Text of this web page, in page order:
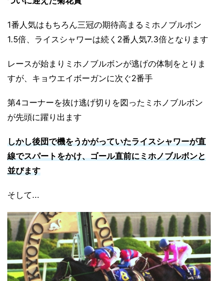
1番人気はもちろん三冠の期待高まるミホノブルボン
1.5倍、ライスシャワーは続く2番人気7.3倍となります
レースが始まりミホノブルボンが逃げの体制をとりま
すが、キョウエイボーガンに次ぐ2番手
第4コーナーを抜け逃げ切りを図ったミホノブルボン
が先頭に躍り出ます
しかし後団で機をうかがっていたライスシャワーが直
線でスパートをかけ、ゴール直前にミホノブルボンと
並びます
そして...